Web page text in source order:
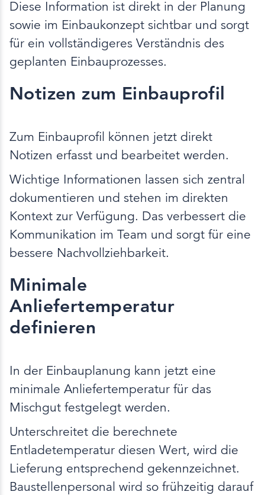
Diese Information ist direkt in der Planung
sowie im Einbaukonzept sichtbar und sorgt
für ein vollständigeres Verständnis des
geplanten Einbauprozesses.
Notizen zum Einbauprofil
Zum Einbauprofil können jetzt direkt
Notizen erfasst und bearbeitet werden.
Wichtige Informationen lassen sich zentral
dokumentieren und stehen im direkten
Kontext zur Verfügung. Das verbessert die
Kommunikation im Team und sorgt für eine
bessere Nachvollziehbarkeit.
Minimale
Anliefertemperatur
definieren
In der Einbauplanung kann jetzt eine
minimale Anliefertemperatur für das
Mischgut festgelegt werden.
Unterschreitet die berechnete
Entladetemperatur diesen Wert, wird die
Lieferung entsprechend gekennzeichnet.
Baustellenpersonal wird so frühzeitig darauf